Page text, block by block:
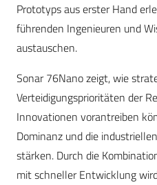
Prototyps aus erster Hand
führenden Ingenieuren und
austauschen.
Sonar 76Nano zeigt, wie
Verteidigungsprioritäten der
Innovationen vorantreiben
Dominanz und die
stärken. Durch die
mit schneller Entwicklung